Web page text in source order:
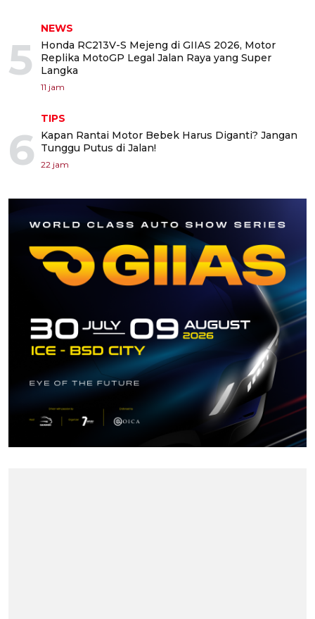
5
NEWS
Honda RC213V-S Mejeng di GIIAS 2026, Motor
Replika MotoGP Legal Jalan Raya yang Super
Langka
11 jam
6
TIPS
Kapan Rantai Motor Bebek Harus Diganti? Jangan
Tunggu Putus di Jalan!
22 jam